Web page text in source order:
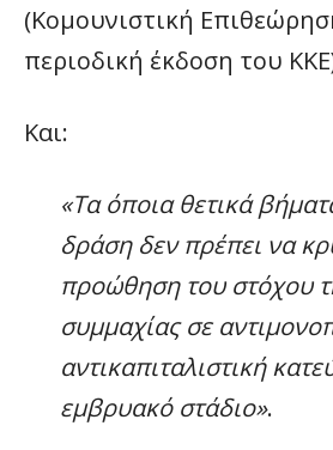
(Κομουνιστική
περιοδική έκδοση του
Και:
«Τα όποια θετικά
δράση δεν πρέπει να
προώθηση του στόχου
συμμαχίας σε
αντικαπιταλιστική
εμβρυακό στάδιο».